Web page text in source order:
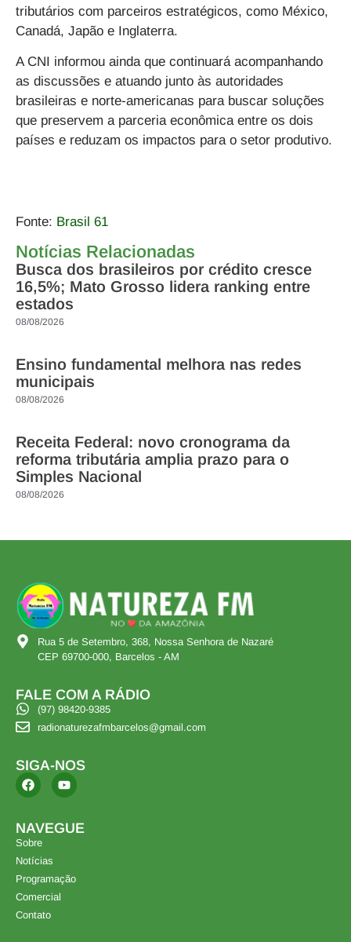
tributários com parceiros estratégicos, como México,
Canadá, Japão e Inglaterra.
A CNI informou ainda que continuará acompanhando
as discussões e atuando junto às autoridades
brasileiras e norte-americanas para buscar soluções
que preservem a parceria econômica entre os dois
países e reduzam os impactos para o setor produtivo.
Fonte: Brasil 61
Notícias Relacionadas
Busca dos brasileiros por crédito cresce
16,5%; Mato Grosso lidera ranking entre
estados
08/08/2026
Ensino fundamental melhora nas redes
municipais
08/08/2026
Receita Federal: novo cronograma da
reforma tributária amplia prazo para o
Simples Nacional
08/08/2026
Rua 5 de Setembro, 368, Nossa Senhora de Nazaré
CEP 69700-000, Barcelos - AM
FALE COM A RÁDIO
(97) 98420-9385
radionaturezafmbarcelos@gmail.com
SIGA-NOS
NAVEGUE
Sobre
Notícias
Programação
Comercial
Contato